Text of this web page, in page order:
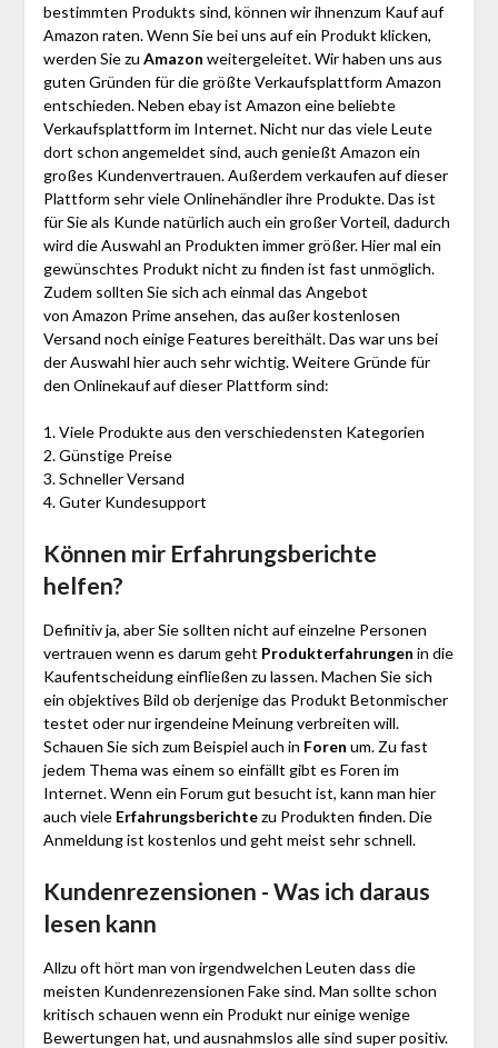
bestimmten Produkts sind, können wir ihnenzum Kauf auf
Amazon raten. Wenn Sie bei uns auf ein Produkt klicken,
werden Sie zu Amazon weitergeleitet. Wir haben uns aus
guten Gründen für die größte Verkaufsplattform Amazon
entschieden. Neben ebay ist Amazon eine beliebte
Verkaufsplattform im Internet. Nicht nur das viele Leute
dort schon angemeldet sind, auch genießt Amazon ein
großes Kundenvertrauen. Außerdem verkaufen auf dieser
Plattform sehr viele Onlinehändler ihre Produkte. Das ist
für Sie als Kunde natürlich auch ein großer Vorteil, dadurch
wird die Auswahl an Produkten immer größer. Hier mal ein
gewünschtes Produkt nicht zu finden ist fast unmöglich.
Zudem sollten Sie sich ach einmal das Angebot
von Amazon Prime ansehen, das außer kostenlosen
Versand noch einige Features bereithält. Das war uns bei
der Auswahl hier auch sehr wichtig. Weitere Gründe für
den Onlinekauf auf dieser Plattform sind:
1. Viele Produkte aus den verschiedensten Kategorien
2. Günstige Preise
3. Schneller Versand
4. Guter Kundesupport
Können mir Erfahrungsberichte
helfen?
Definitiv ja, aber Sie sollten nicht auf einzelne Personen
vertrauen wenn es darum geht Produkterfahrungen in die
Kaufentscheidung einfließen zu lassen. Machen Sie sich
ein objektives Bild ob derjenige das Produkt Betonmischer
testet oder nur irgendeine Meinung verbreiten will.
Schauen Sie sich zum Beispiel auch in Foren um. Zu fast
jedem Thema was einem so einfällt gibt es Foren im
Internet. Wenn ein Forum gut besucht ist, kann man hier
auch viele Erfahrungsberichtezu Produkten finden. Die
Anmeldung ist kostenlos und geht meist sehr schnell.
Kundenrezensionen - Was ich daraus
lesen kann
Allzu oft hört man von irgendwelchen Leuten dass die
meisten Kundenrezensionen Fake sind. Man sollte schon
kritisch schauen wenn ein Produkt nur einige wenige
Bewertungen hat, und ausnahmslos alle sind super positiv.